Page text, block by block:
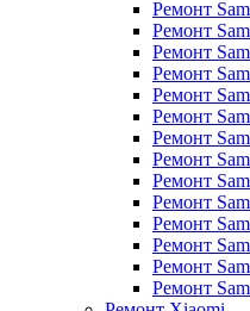
Ремонт
Ремонт
Ремонт
Ремонт
Ремонт
Ремонт
Ремонт
Ремонт
Ремонт
Ремонт
Ремонт
Ремонт
Ремонт
Ремонт